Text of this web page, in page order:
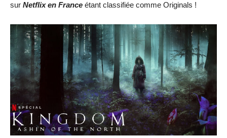
sur Netflix en France étant classifiée comme Originals !